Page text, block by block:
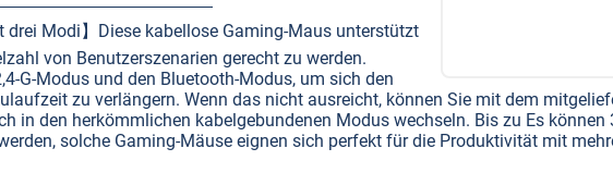
drei Modi】Diese kabellose Gaming-Maus unterstützt
von Benutzerszenarien gerecht zu werden.
G-Modus und den Bluetooth-Modus, um sich den
zu verlängern. Wenn das nicht ausreicht, können Sie mit dem
in den herkömmlichen kabelgebundenen Modus wechseln. Bis zu Es können
solche Gaming-Mäuse eignen sich perfekt für die Produktivität mit